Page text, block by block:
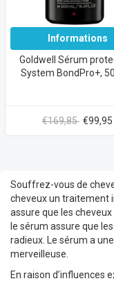
Informations
Goldwell Sérum
System BondPro+,
€169,85 €99,95
Souffrez-vous de
cheveux un traitement
assure que les
le sérum assure que
radieux. Le sérum a
merveilleuse.
En raison d’influences